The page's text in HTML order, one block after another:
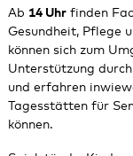
Ab 14 Uhrfinden
Gesundheit, Pflege
können sich zum
Unterstützung
und erfahren
Tagesstätten für
können.